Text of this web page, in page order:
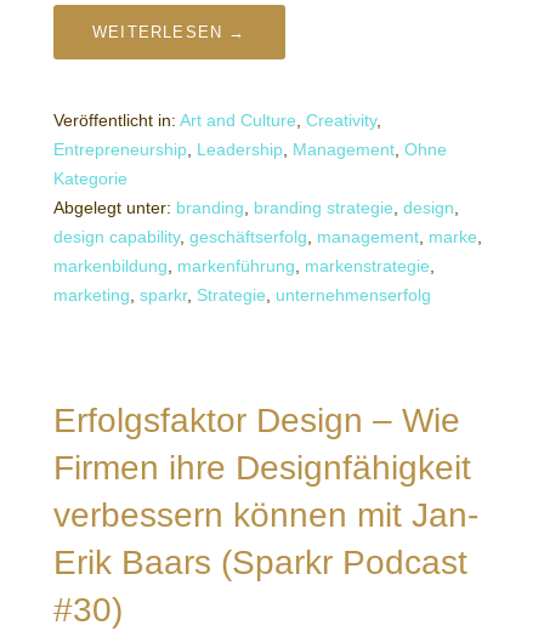
WEITERLESEN →
Veröffentlicht in: Art and Culture Creativity,
Entrepreneurship Leadership Management Ohne
Kategorie
Abgelegt unter: branding branding strategie design
design capability, geschäftserfolg management marke
markenbildung
markenführung markenstrategie
marketing sparkr, Strategie unternehmenserfolg
Erfolgsfaktor Design – Wie
Firmen ihre Designfähigkeit
verbessern können mit Jan-
Erik Baars (Sparkr Podcast
#30)